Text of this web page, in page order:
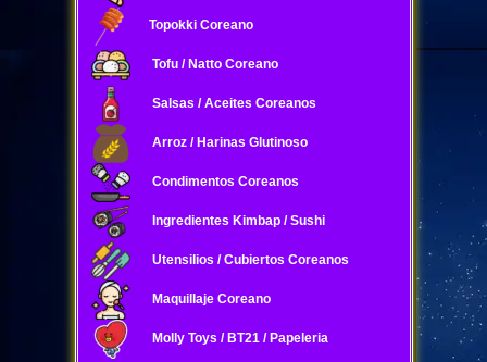
Topokki Coreano
Tofu / Natto Coreano
Salsas / Aceites Coreanos
Arroz / Harinas Glutinoso
Condimentos Coreanos
Ingredientes Kimbap / Sushi
Utensilios / Cubiertos Coreanos
Maquillaje Coreano
Molly Toys / BT21 / Papeleria